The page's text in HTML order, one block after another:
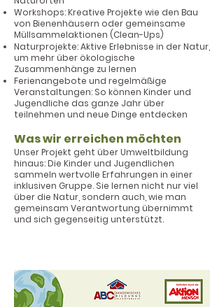
Workshops: Kreative Projekte wie den Bau
von Bienenhäusern oder gemeinsame
Müllsammelaktionen (Clean-Ups)
Naturprojekte: Aktive Erlebnisse in der Natur,
um mehr über ökologische
Zusammenhänge zu lernen
Ferienangebote und regelmäßige
Veranstaltungen: So können Kinder und
Jugendliche das ganze Jahr über
teilnehmen und neue Dinge entdecken
Was wir erreichen möchten
Unser Projekt geht über Umweltbildung
hinaus: Die Kinder und Jugendlichen
sammeln wertvolle Erfahrungen in einer
inklusiven Gruppe. Sie lernen nicht nur viel
über die Natur, sondern auch, wie man
gemeinsam Verantwortung übernimmt
und sich gegenseitig unterstützt.